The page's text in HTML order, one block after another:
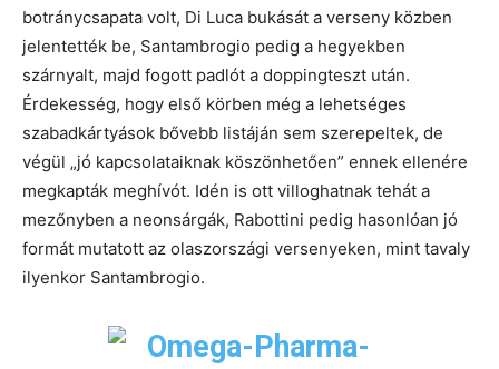
botránycsapata volt, Di Luca bukását a verseny közben
jelentették be, Santambrogio pedig a hegyekben
szárnyalt, majd fogott padlót a doppingteszt után.
Érdekesség, hogy első körben még a lehetséges
szabadkártyások bővebb listáján sem szerepeltek, de
végül „jó kapcsolataiknak köszönhetően” ennek ellenére
megkapták meghívót. Idén is ott villoghatnak tehát a
mezőnyben a neonsárgák, Rabottini pedig hasonlóan jó
formát mutatott az olaszországi versenyeken, mint tavaly
ilyenkor Santambrogio.